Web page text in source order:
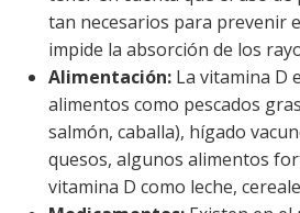
tan necesarios para prevenir
impide la absorción de los
Alimentación: La vitamina D
alimentos como pescados
salmón, caballa), hígado
quesos, algunos alimentos
vitamina D como leche,